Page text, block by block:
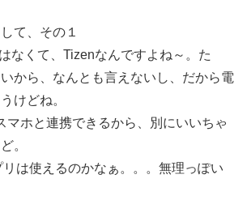
て、その１
なくて、Tizenなんですよね～。た
から、なんとも言えないし、だから電
けどね。
マホと連携できるから、別にいいちゃ
。
は使えるのかなぁ。。。無理っぽい